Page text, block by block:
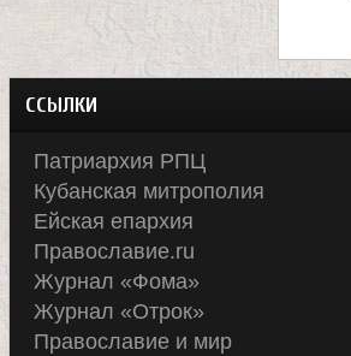
ССЫЛКИ
Патриархия РПЦ
Кубанская митрополия
Ейская епархия
Православие.ru
Журнал «Фома»
Журнал «Отрок»
Православие и мир